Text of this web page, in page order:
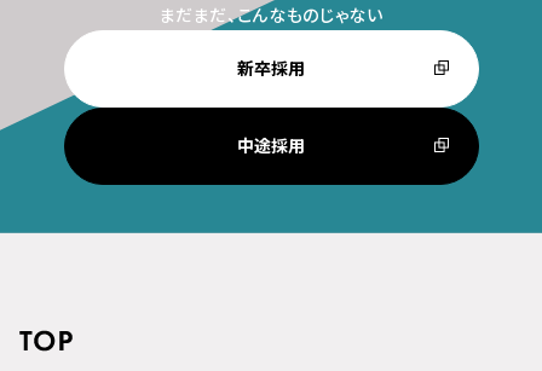
まだまだ、こんなものじゃない
新卒採用
中途採用